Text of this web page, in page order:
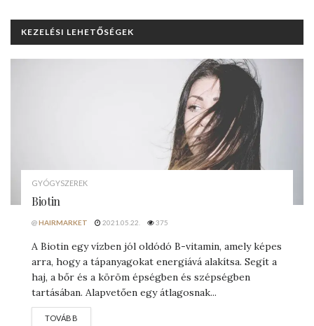
KEZELÉSI LEHETŐSÉGEK
GYÓGYSZEREK
Biotin
@HAIRMARKET 2021.05.22. 375
A Biotin egy vízben jól oldódó B-vitamin, amely képes
arra, hogy a tápanyagokat energiává alakítsa. Segít a
haj, a bőr és a köröm épségben és szépségben
tartásában. Alapvetően egy átlagosnak...
TOVÁBB